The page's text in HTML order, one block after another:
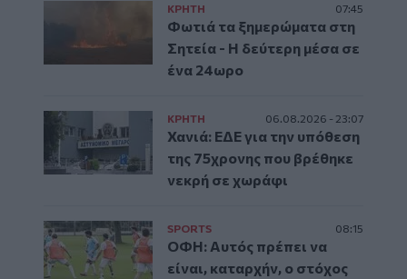
ΚΡΗΤΗ 07:45
Φωτιά τα ξημερώματα στη
Σητεία - Η δεύτερη μέσα σε
ένα 24ωρο
ΚΡΗΤΗ 06.08.2026 - 23:07
Χανιά: ΕΔΕ για την υπόθεση
της 75χρονης που βρέθηκε
νεκρή σε χωράφι
SPORTS 08:15
ΟΦΗ: Αυτός πρέπει να
είναι, καταρχήν, ο στόχος